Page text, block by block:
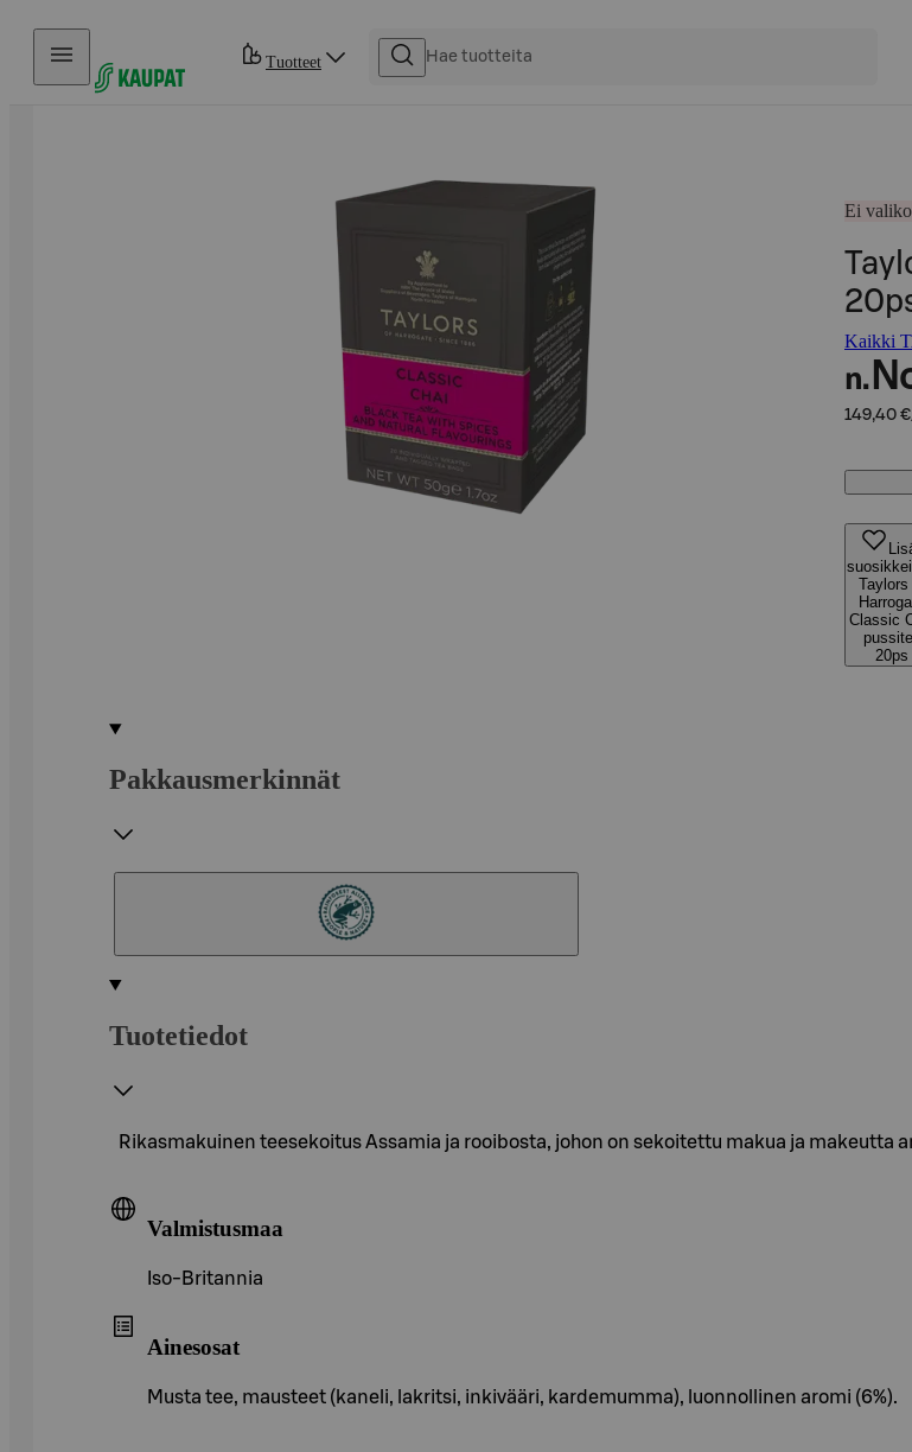
Hyppää sisältöön
Tuotteet
Ei
Kaikki
n.
149,40
Taylors
Classic
20ps
Pakkausmerkinnät
Tuotetiedot
Rikasmakuinen teesekoitus Assamia ja rooibosta, johon on sekoitettu makua ja makeutta
Valmistusmaa
Iso-Britannia
Ainesosat
Musta tee, mausteet (kaneli, lakritsi, inkivääri, kardemumma), luonnollinen aromi (6%).